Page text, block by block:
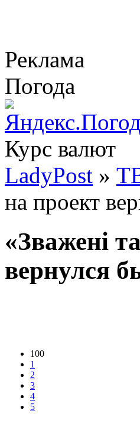
Реклама
Погода
Курс валют
LadyPost »
на проект
«Зважені
вернулся
100
1
2
3
4
5